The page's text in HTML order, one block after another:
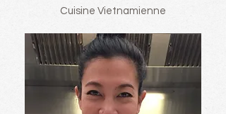
Cuisine Vietnamienne